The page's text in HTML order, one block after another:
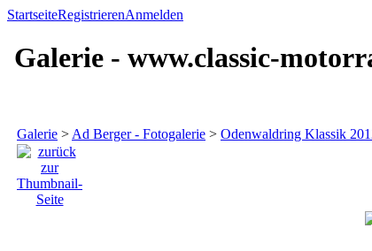
StartseiteRegistrierenAnmelden
Galerie - www.classic-
Galerie > Ad Berger - Fotogalerie > Odenwaldring Klassik